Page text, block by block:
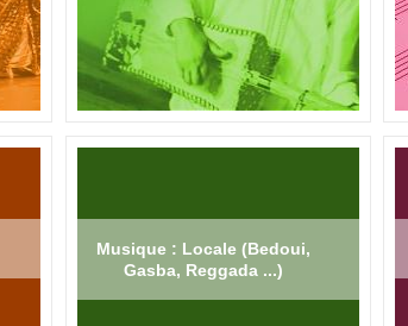
Musique : Locale (Bedoui,
Gasba, Reggada ...)